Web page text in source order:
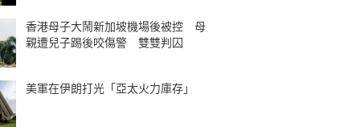
香港母子大鬧新加坡機場後被控 母
親遭兒子踢後咬傷警 雙雙判囚
美軍在伊朗打光「亞太火力庫存」